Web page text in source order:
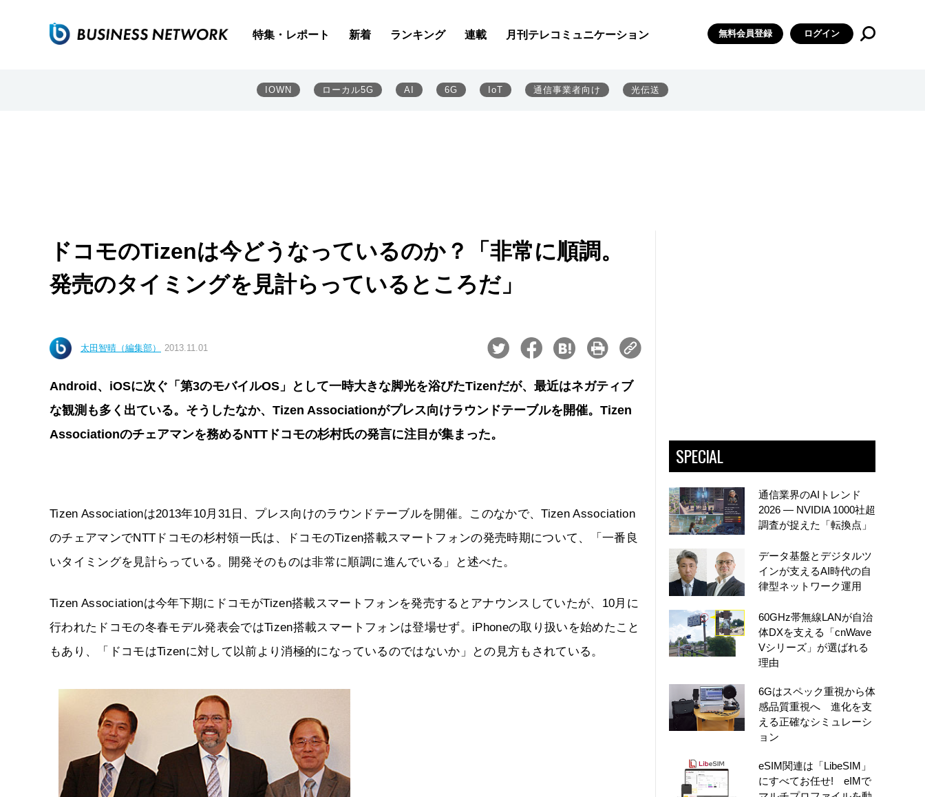
特集・レポート 新着 ランキング 連載 月刊テレコミュニケーション 無料会員登録 ログイン
IOWN ローカル5G AI 6G IoT 通信事業者向け 光伝送
ドコモのTizenは今どうなっているのか？「非常に順調。
発売のタイミングを見計らっているところだ」
太田智晴（編集部） 2013.11.01
Android、iOSに次ぐ「第3のモバイルOS」として一時大きな脚光を浴びたTizenだが、最近はネガティブ
な観測も多く出ている。そうしたなか、Tizen Associationがプレス向けラウンドテーブルを開催。Tizen
Associationのチェアマンを務めるNTTドコモの杉村氏の発言に注目が集まった。
Tizen Associationは2013年10月31日、プレス向けのラウンドテーブルを開催。このなかで、Tizen Association
のチェアマンでNTTドコモの杉村領一氏は、ドコモのTizen搭載スマートフォンの発売時期について、「一番良
いタイミングを見計らっている。開発そのものは非常に順調に進んでいる」と述べた。
Tizen Associationは今年下期にドコモがTizen搭載スマートフォンを発売するとアナウンスしていたが、10月に
行われたドコモの冬春モデル発表会ではTizen搭載スマートフォンは登場せず。iPhoneの取り扱いを始めたこと
もあり、「ドコモはTizenに対して以前より消極的になっているのではないか」との見方もされている。
SPECIAL
通信業界のAIトレンド
2026 ― NVIDIA 1000社超
調査が捉えた「転換点」
データ基盤とデジタルツ
インが支えるAI時代の自
律型ネットワーク運用
60GHz帯無線LANが自治
体DXを支える「cnWave
Vシリーズ」が選ばれる
理由
6Gはスペック重視から体
感品質重視へ 進化を支
える正確なシミュレーシ
ョン
eSIM関連は「LibeSIM」
にすべてお任せ! eIMで